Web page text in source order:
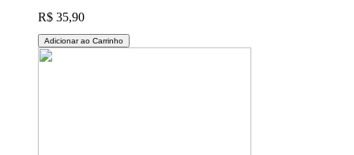
R$ 35,90
Adicionar ao Carrinho